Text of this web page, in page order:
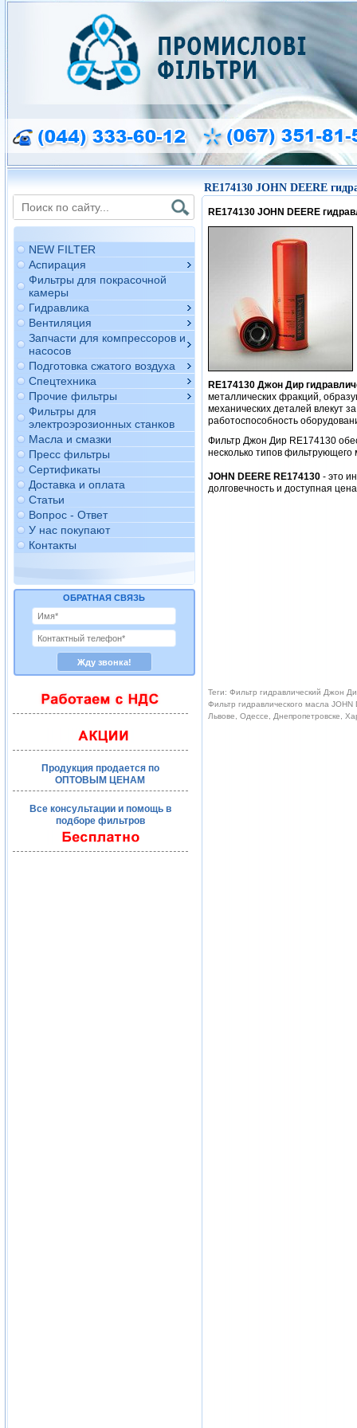
NEW FILTER
Аспирация
Фильтры для покрасочной
камеры
Гидравлика
Вентиляция
Запчасти для компрессоров и
насосов
Подготовка сжатого воздуха
Спецтехника
Прочие фильтры
Фильтры для
электроэрозионных станков
Масла и смазки
Пресс фильтры
Сертификаты
Доставка и оплата
Статьи
Вопрос - Ответ
У нас покупают
Контакты
ОБРАТНАЯ СВЯЗЬ
Продукция продается по
ОПТОВЫМ ЦЕНАМ
Все консультации и помощь в
подборе фильтров
RE174130 JOHN DEERE
RE174130 JOHN DEERE
RE174130 Джон Дир
металлических фракций,
механических деталей влекут
работоспособность
Фильтр Джон Дир RE174130
несколько типов фильтрующего
JOHN DEERE RE174130- это
долговечность и доступная
Теги: Фильтр гидравлический Джон
Фильтр гидравлического масла
Львове, Одессе, Днепропетровске,